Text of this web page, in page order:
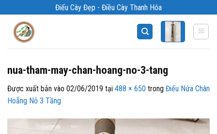
qua
Điếu Cày Đẹp - Điều Cày Thanh Hóa
nua-tham-may-chan-hoang-no-3-tang
Được xuất bản vào 02/06/2019 tại 488 × 650 trong Điếu Nứa Chân
Hoẵng Nỏ 3 Tầng